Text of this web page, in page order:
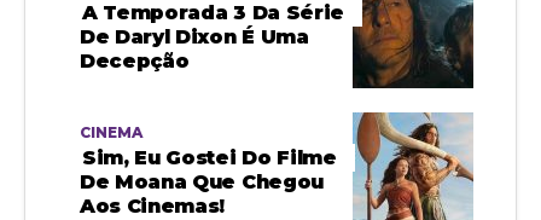
A Temporada 3 Da Série
De Daryl Dixon É Uma
Decepção
CINEMA
Sim, Eu Gostei Do Filme
De Moana Que Chegou
Aos Cinemas!